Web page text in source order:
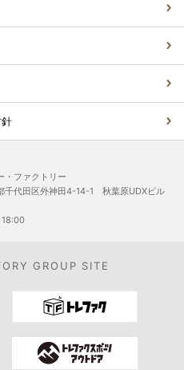
・ファクトリー
千代田区外神田4-14-1 秋葉原UDXビル
GROUP SITE